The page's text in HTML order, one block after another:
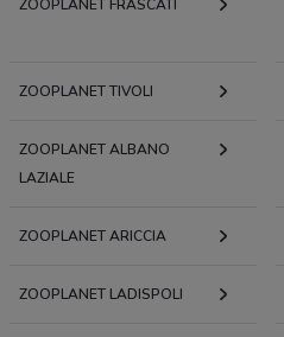
ZOOPLANET FRASCATI
ZOOPLANET TIVOLI
ZOOPLANET ALBANO
LAZIALE
ZOOPLANET ARICCIA
ZOOPLANET LADISPOLI